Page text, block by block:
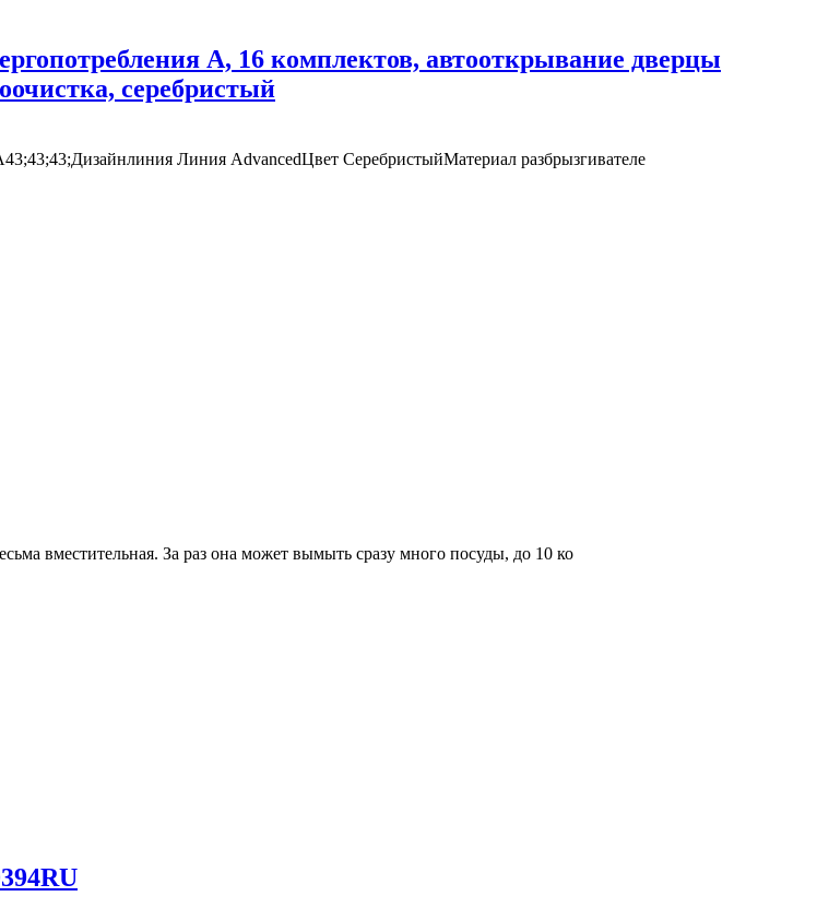
A, 16 комплектов, автооткрывание дверцы
серебристый
Линия AdvancedЦвет СеребристыйМатериал разбрызгивателе
вместительная. За раз она может вымыть сразу много посуды, до 10 ко